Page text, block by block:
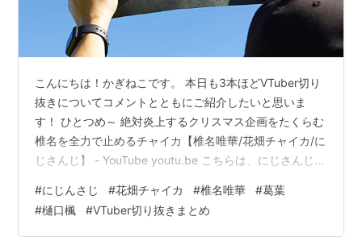
こんにちは！かぎねこです。 本日も3本ほどVTuber切り
抜きについてコメントとともにご紹介したいと思いま
す！ ひとつめ～ 絶対炎上するクリスマス企画をたくらむ
椎名を全力で止めるチャイカ【椎名唯華/花畑チャイカ/に
じさんじ】 - YouTube youtu.be こちらは、にじさんじ
になります！ にじレジでしぃしぃが際どいボケをした時
にチャイちゃんがツッコんで一応止めに入りながらも心
底楽しそうで「良いぞもっとやれ」感あるの好き この場
#にじんさじ #花畑チャイカ #椎名唯華 #葛葉
#樋口楓 #VTuber切り抜きまとめ